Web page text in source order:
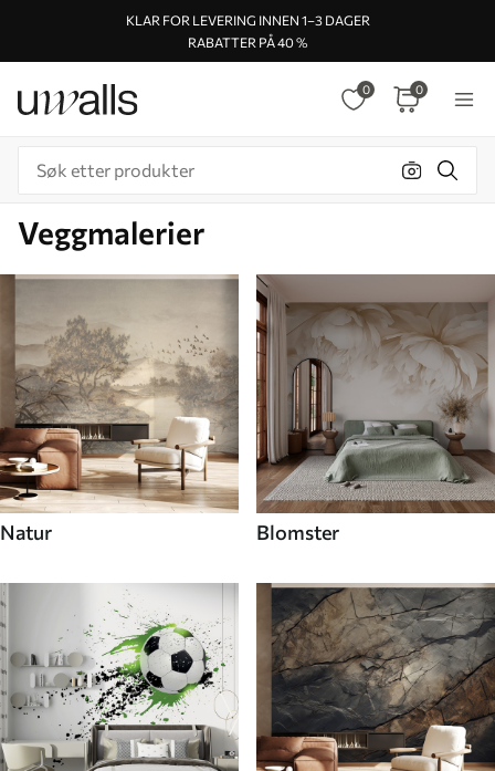
KLAR FOR LEVERING INNEN 1–3 DAGER
RABATTER PÅ 40 %
0 0
Veggmalerier
Natur Blomster